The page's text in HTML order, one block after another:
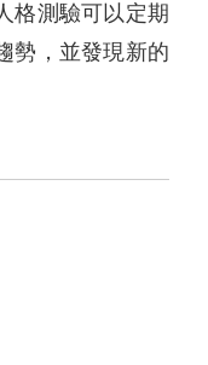
格測驗可以定期
勢，並發現新的